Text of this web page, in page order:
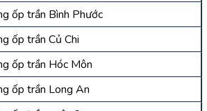
ốp trần Bình Phước
ốp trần Củ Chi
ốp trần Hóc Môn
ốp trần Long An